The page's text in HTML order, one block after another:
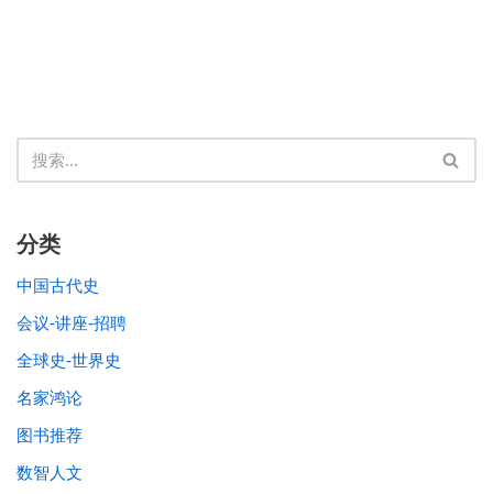
分类
中国古代史
会议-讲座-招聘
全球史-世界史
名家鸿论
图书推荐
数智人文